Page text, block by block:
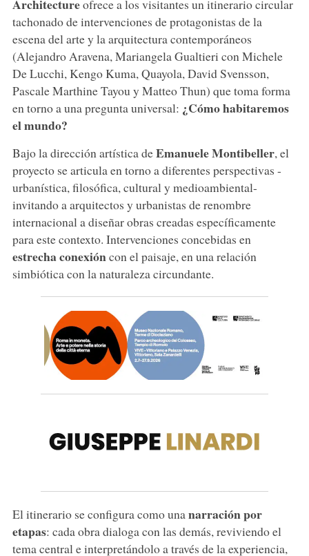
Architectureofrece a los visitantes un itinerario circular
tachonado de intervenciones de protagonistas de la
escena del arte y la arquitectura contemporáneos
(Alejandro Aravena, Mariangela Gualtieri con Michele
De Lucchi, Kengo Kuma, Quayola, David Svensson,
Pascale Marthine Tayou y Matteo Thun) que toma forma
en torno a una pregunta universal: ¿Cómo habitaremos
el mundo?
Bajo la dirección artística deEmanuele Montibeller, el
proyecto se articula en torno a diferentes perspectivas -
urbanística, filosófica, cultural y medioambiental-
invitando a arquitectos y urbanistas de renombre
internacional a diseñar obras creadas específicamente
para este contexto. Intervenciones concebidas en
estrecha conexióncon el paisaje, en una relación
simbiótica con la naturaleza circundante.
El itinerario se configura como una narración por
etapas: cada obra dialoga con las demás, reviviendo el
tema central e interpretándolo a través de la experiencia,